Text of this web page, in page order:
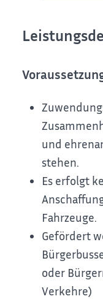
und
stehen.
Es erfolgt
Fahrzeuge.
Gefördert
oder
Verkehre)